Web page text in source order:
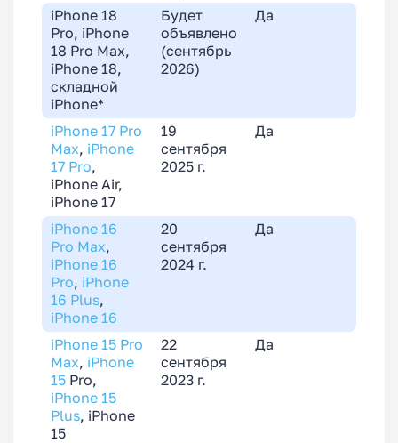
iPhone 18
Pro, iPhone
18 Pro Max,
iPhone 18,
складной
iPhone*
Будет
объявлено
(сентябрь
2026)
Да
iPhone 17 Pro
Max, iPhone
17 Pro,
iPhone Air,
iPhone 17
19
сентября
2025 г.
Да
iPhone 16
Pro Max,
iPhone 16
Pro, iPhone
16 Plus,
iPhone 16
20
сентября
2024 г.
Да
iPhone 15 Pro
Max, iPhone
15 Pro,
iPhone 15
Plus, iPhone
15
22
сентября
2023 г.
Да